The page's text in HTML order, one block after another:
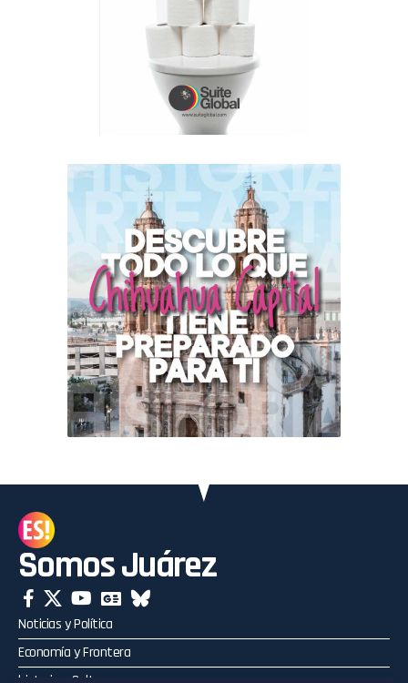
Somos Juárez
Noticias y Política
Economía y Frontera